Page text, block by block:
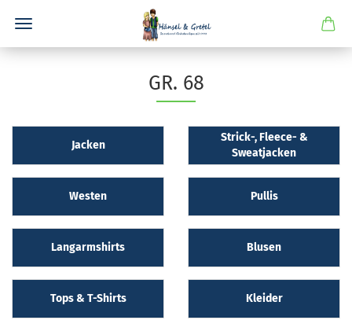
GR. 68
Jacken
Strick-, Fleece- &
Sweatjacken
Westen Pullis
Langarmshirts Blusen
Tops & T-Shirts Kleider